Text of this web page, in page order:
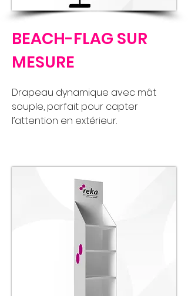
BEACH-FLAG SUR
MESURE
Drapeau dynamique avec mât
souple, parfait pour capter
l’attention en extérieur.